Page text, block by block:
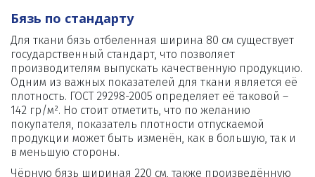
Бязь по стандарту
Для ткани бязь отбеленная ширина 80 см существует
государственный стандарт, что позволяет
производителям выпускать качественную продукцию.
Одним из важных показателей для ткани является её
плотность. ГОСТ 29298-2005 определяет её таковой –
142 гр/м². Но стоит отметить, что по желанию
покупателя, показатель плотности отпускаемой
продукции может быть изменён, как в большую, так и
в меньшую стороны.
Чёрную бязь шириная 220 см, также произведённую